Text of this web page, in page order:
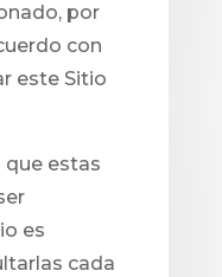
por
con
este Sitio
estas
es
cada